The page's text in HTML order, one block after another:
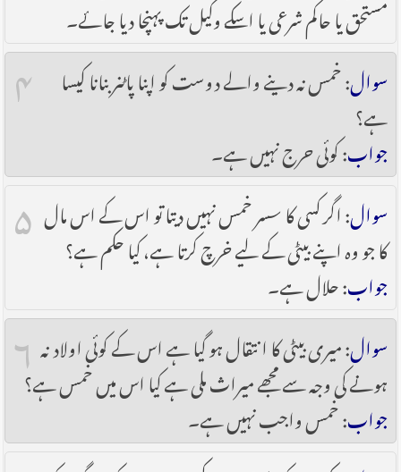
مستحق یا حاکم شرعی یا اسکے وکیل تک پہنچا دیا جائے۔
۴ سوال: خمس نہ دینے والے دوست کو اپنا پاٹنر بنانا کیسا
ہے؟
جواب: کوئی حرج نہیں ہے۔
۵ سوال: اگر کسی کا سسر خمس نہیں دیتا تو اس کے اس مال
کا جو وہ اپنے بیٹی کے لیے خرچ کرتا ہے، کیا حکم ہے؟
جواب: حلال ہے۔
۶ سوال: میری بیٹی کا انتقال ہو گیا ہے اس کے کوئی اولاد نہ
ہونے کی وجہ سے مجھے میراث ملی ہے کیا اس میں خمس ہے؟
جواب: خمس واجب نہیں ہے۔